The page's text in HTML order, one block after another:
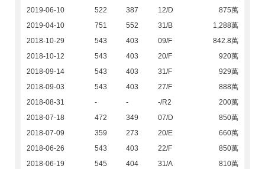
2019-06-10
522 387 12/D
875萬
2019-04-10
751 552 31/B
1,288萬
2018-10-29
543 403 09/F
842.8萬
2018-10-12
543 403 20/F
920萬
2018-09-14
543 403 31/F
929萬
2018-09-03
543 403 27/F
888萬
2018-08-31
- - -/R2
200萬
2018-07-18
472 349 07/D
850萬
2018-07-09
359 273 20/E
660萬
2018-06-26
543 403 22/F
850萬
2018-06-19
545 404 31/A
810萬